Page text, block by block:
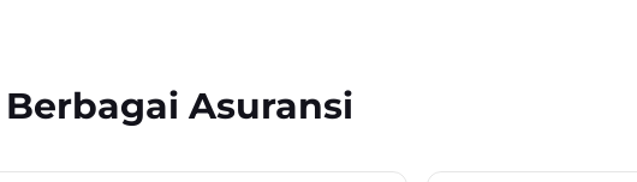
Asuransi